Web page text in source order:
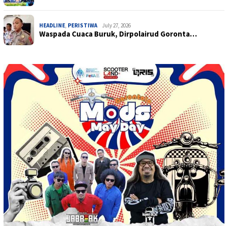
HEADLINE PERISTIWA July 27, 2026
Waspada Cuaca Buruk, Dirpolairud Goronta…